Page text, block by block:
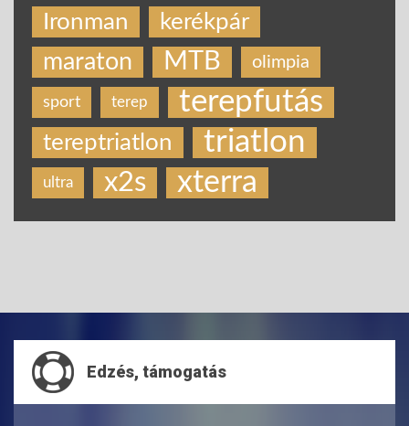
Ironman kerékpár
maraton MTB olimpia
sport terep terepfutás
tereptriatlon triatlon
ultra x2s xterra
Edzés, támogatás